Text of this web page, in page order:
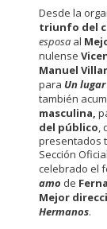
Desde la
triunfo del
esposa al
nulense
Manuel
para Un lugar
también
masculina,
del público,
presentados
Sección
celebrado el
amo de
Mejor
Hermanos.